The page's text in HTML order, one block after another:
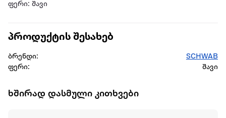
ფერი: შავი
პროდუქტის შესახებ
ბრენდი:
SCHWAB
ფერი:
შავი
ხშირად დასმული კითხვები